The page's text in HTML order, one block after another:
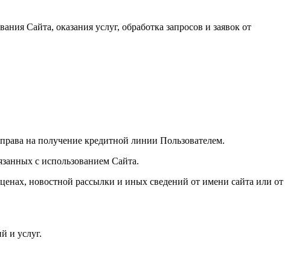
Сайта, оказания услуг, обработка запросов и заявок от
на получение кредитной линии Пользователем.
с использованием Сайта.
новостной рассылки и иных сведений от имени сайта или от
и услуг.